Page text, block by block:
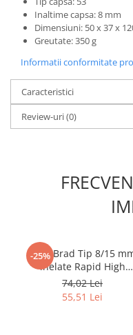
Inaltime capsa: 8 mm
Dimensiuni: 50 x 37 x
Greutate: 350 g
Informatii conformitate
Caracteristici
Review-uri(0)
-25%
Cuie Brad Tip 8/15
inelate Rapid High
Performance pentru
baghete decorative si
mobilier, 5000 bucati
74,02 Lei
55,51 Lei